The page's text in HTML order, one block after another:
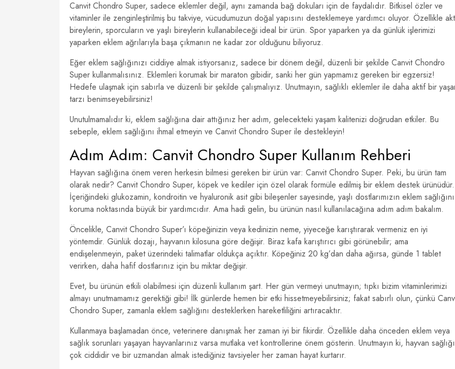
Canvit Chondro Super, sadece eklemler değil, aynı zamanda bağ dokuları için de faydalıdır. Bitkisel özler ve
vitaminler ile zenginleştirilmiş bu takviye, vücudumuzun doğal yapısını desteklemeye yardımcı oluyor. Özellikle
bireylerin, sporcuların ve yaşlı bireylerin kullanabileceği ideal bir ürün. Spor yaparken ya da günlük işlerimizi
yaparken eklem ağrılarıyla başa çıkmanın ne kadar zor olduğunu biliyoruz.
Eğer eklem sağlığınızı ciddiye almak istiyorsanız, sadece bir dönem değil, düzenli bir şekilde Canvit Chondro
Super kullanmalısınız. Eklemleri korumak bir maraton gibidir, sanki her gün yapmamız gereken bir egzersiz!
Hedefe ulaşmak için sabırla ve düzenli bir şekilde çalışmalıyız. Unutmayın, sağlıklı eklemler ile daha aktif bir
tarzı benimseyebilirsiniz!
Unutulmamalıdır ki, eklem sağlığına dair attığınız her adım, gelecekteki yaşam kalitenizi doğrudan etkiler. Bu
sebeple, eklem sağlığını ihmal etmeyin ve Canvit Chondro Super ile destekleyin!
Adım Adım: Canvit Chondro Super Kullanım Rehberi
Hayvan sağlığına önem veren herkesin bilmesi gereken bir ürün var: Canvit Chondro Super. Peki, bu ürün tam
olarak nedir? Canvit Chondro Super, köpek ve kediler için özel olarak formüle edilmiş bir eklem destek ürünüdür.
İçeriğindeki glukozamin, kondroitin ve hyaluronik asit gibi bileşenler sayesinde, yaşlı dostlarımızın eklem sağlığını
koruma noktasında büyük bir yardımcıdır. Ama hadi gelin, bu ürünün nasıl kullanılacağına adım adım bakalım.
Öncelikle, Canvit Chondro Super’ı köpeğinizin veya kedinizin neme, yiyeceğe karıştırarak vermeniz en iyi
yöntemdir. Günlük dozajı, hayvanın kilosuna göre değişir. Biraz kafa karıştırıcı gibi görünebilir; ama
endişelenmeyin, paket üzerindeki talimatlar oldukça açıktır. Köpeğiniz 20 kg’dan daha ağırsa, günde 1 tablet
verirken, daha hafif dostlarınız için bu miktar değişir.
Evet, bu ürünün etkili olabilmesi için düzenli kullanım şart. Her gün vermeyi unutmayın; tıpkı bizim vitaminlerimizi
almayı unutmamamız gerektiği gibi! İlk günlerde hemen bir etki hissetmeyebilirsiniz; fakat sabırlı olun, çünkü
Chondro Super, zamanla eklem sağlığını desteklerken hareketliliğini artıracaktır.
Kullanmaya başlamadan önce, veterinere danışmak her zaman iyi bir fikirdir. Özellikle daha önceden eklem veya
sağlık sorunları yaşayan hayvanlarınız varsa mutlaka vet kontrollerine önem gösterin. Unutmayın ki, hayvan sağlığı
çok ciddidir ve bir uzmandan almak istediğiniz tavsiyeler her zaman hayat kurtarır.